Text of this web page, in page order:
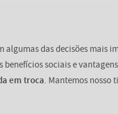
algumas das decisões mais
sociais e
em troca. Mantemos nosso